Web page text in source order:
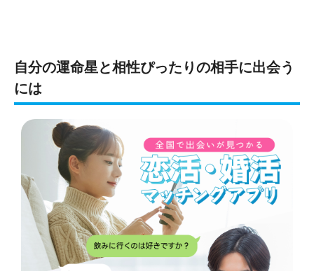
自分の運命星と相性ぴったりの相手に出会う
には